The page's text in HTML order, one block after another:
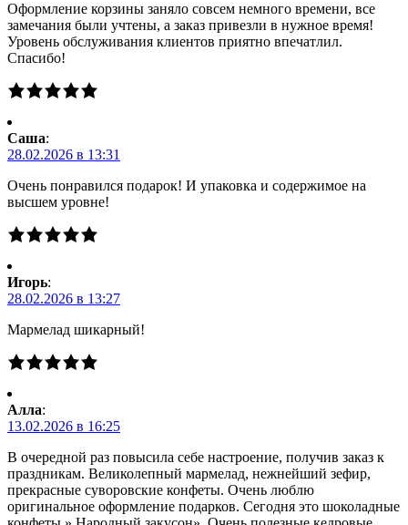
Оформление корзины заняло совсем немного времени, все
замечания были учтены, а заказ привезли в нужное время!
Уровень обслуживания клиентов приятно впечатлил.
Спасибо!
Саша:
28.02.2026 в 13:31
Очень понравился подарок! И упаковка и содержимое на
высшем уровне!
Игорь:
28.02.2026 в 13:27
Мармелад шикарный!
Алла:
13.02.2026 в 16:25
В очередной раз повысила себе настроение, получив заказ к
праздникам. Великолепный мармелад, нежнейший зефир,
прекрасные суворовские конфеты. Очень люблю
оригинальное оформление подарков. Сегодня это шоколадные